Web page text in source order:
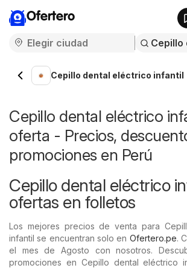
Ofertero
Cepillo dental eléctrico infantil
Cepillo dental eléctrico
oferta - Precios,
promociones en Perú
Cepillo dental eléctrico
ofertas en folletos
Los mejores precios de venta para
infantil se encuentran solo en Ofertero.pe.
el mes de Agosto con nosotros.
promociones en Cepillo dental eléctrico